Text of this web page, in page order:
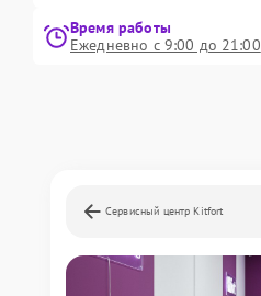
Время работы
Ежедневно с 9:00 до 21:00
Сервисный центр Kitfort